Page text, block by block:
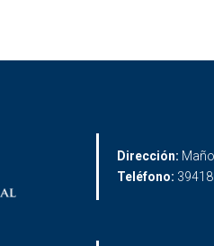
Dirección:
Teléfono: